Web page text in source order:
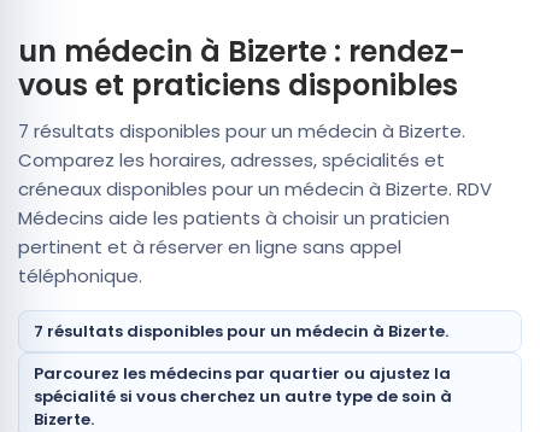
un médecin à Bizerte : rendez-
vous et praticiens disponibles
7 résultats disponibles pour un médecin à Bizerte.
Comparez les horaires, adresses, spécialités et
créneaux disponibles pour un médecin à Bizerte. RDV
Médecins aide les patients à choisir un praticien
pertinent et à réserver en ligne sans appel
téléphonique.
7 résultats disponibles pour un médecin à Bizerte.
Parcourez les médecins par quartier ou ajustez la
spécialité si vous cherchez un autre type de soin à
Bizerte.